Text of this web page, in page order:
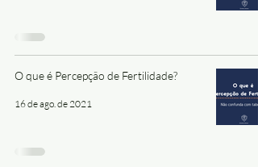
O que é Percepção de Fertilidade?
16 de ago. de 2021